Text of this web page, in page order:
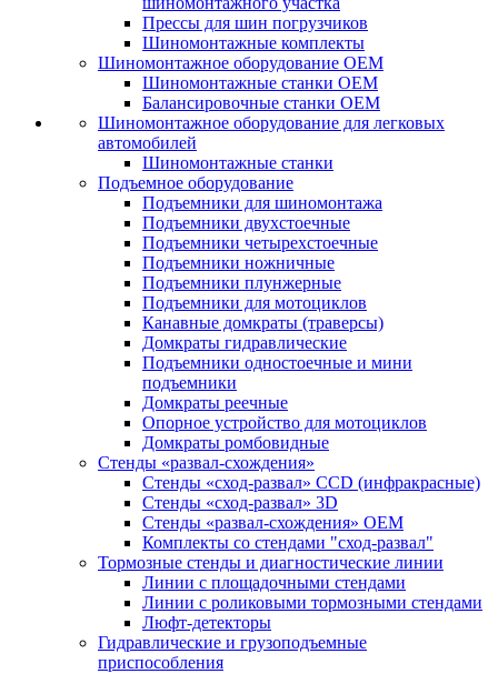
Прессы для шин погрузчиков
Шиномонтажные комплекты
Шиномонтажное оборудование ОЕМ
Шиномонтажные станки ОЕМ
Балансировочные станки ОЕМ
Шиномонтажное оборудование для легковых
автомобилей
Шиномонтажные станки
Подъемное оборудование
Подъемники для шиномонтажа
Подъемники двухстоечные
Подъемники четырехстоечные
Подъемники ножничные
Подъемники плунжерные
Подъемники для мотоциклов
Канавные домкраты (траверсы)
Домкраты гидравлические
Подъемники одностоечные и мини
подъемники
Домкраты реечные
Опорное устройство для мотоциклов
Домкраты ромбовидные
Стенды «развал-схождения»
Стенды «сход-развал» CCD (инфракрасные)
Стенды «сход-развал» 3D
Стенды «развал-схождения» ОЕМ
Комплекты со стендами "сход-развал"
Тормозные стенды и диагностические линии
Линии с площадочными стендами
Линии с роликовыми тормозными стендами
Люфт-детекторы
Гидравлические и грузоподъемные
приспособления